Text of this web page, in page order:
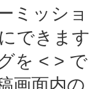
ミッシ
できま
を < >
画面内